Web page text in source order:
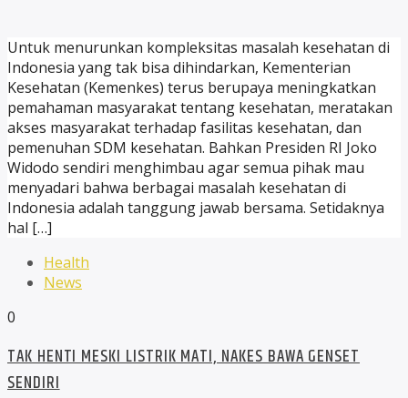
Untuk menurunkan kompleksitas masalah kesehatan di
Indonesia yang tak bisa dihindarkan, Kementerian
Kesehatan (Kemenkes) terus berupaya meningkatkan
pemahaman masyarakat tentang kesehatan, meratakan
akses masyarakat terhadap fasilitas kesehatan, dan
pemenuhan SDM kesehatan. Bahkan Presiden RI Joko
Widodo sendiri menghimbau agar semua pihak mau
menyadari bahwa berbagai masalah kesehatan di
Indonesia adalah tanggung jawab bersama. Setidaknya
hal […]
Health
News
0
TAK HENTI MESKI LISTRIK MATI, NAKES BAWA GENSET
SENDIRI